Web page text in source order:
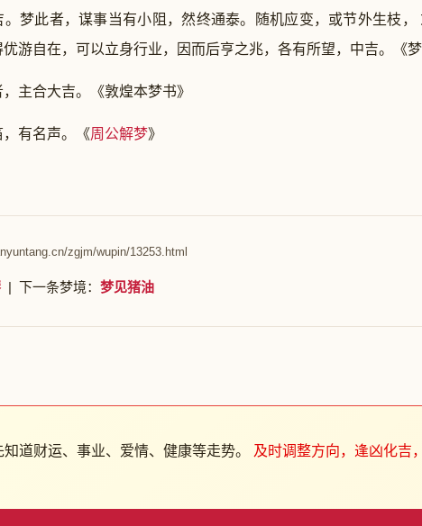
此者，谋事当有小阻，然终通泰。随机应变，或节外生枝，
游自在，可以立身行业，因而后亨之兆，各有所望，中吉。《梦
合大吉。《敦煌本梦书》
有名声。《周公解梦》
zgjm/wupin/13253.html
| 下一条梦境： 梦见猪油
道财运、事业、爱情、健康等走势。 及时调整方向，逢凶化吉